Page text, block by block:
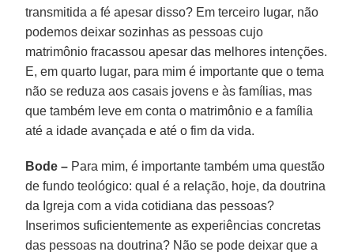
transmitida a fé apesar disso? Em terceiro lugar, não
podemos deixar sozinhas as pessoas cujo
matrimônio fracassou apesar das melhores intenções.
E, em quarto lugar, para mim é importante que o tema
não se reduza aos casais jovens e às famílias, mas
que também leve em conta o matrimônio e a família
até a idade avançada e até o fim da vida.
Bode – Para mim, é importante também uma questão
de fundo teológico: qual é a relação, hoje, da doutrina
da Igreja com a vida cotidiana das pessoas?
Inserimos suficientemente as experiências concretas
das pessoas na doutrina? Não se pode deixar que a